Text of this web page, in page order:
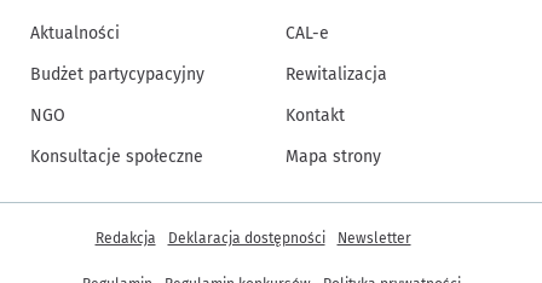
Aktualności
Budżet partycypacyjny
NGO
Konsultacje społeczne
CAL-e
Rewitalizacja
Kontakt
Mapa strony
Inne informacje
Redakcja Deklaracja dostępności Newsletter